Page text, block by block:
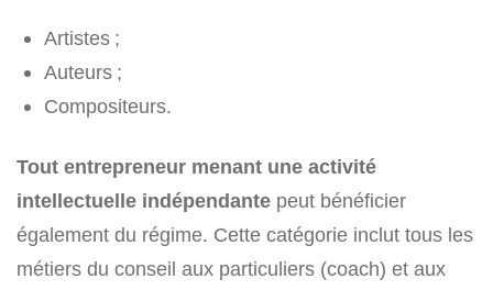
Artistes ;
Auteurs ;
Compositeurs.
Tout entrepreneur menant une activité
intellectuelle indépendante peut bénéficier
également du régime. Cette catégorie inclut tous les
métiers du conseil aux particuliers (coach) et aux